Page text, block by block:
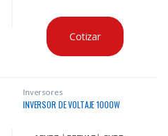
Cotizar
Inversores
INVERSOR DE VOLTAJE 1000W